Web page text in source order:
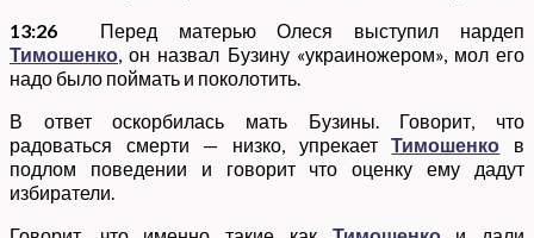
13:26 Перед матерью Олеся выступил нардеп
Тимошенко, он назвал Бузину «украиножером», мол его
надо было поймать и поколотить.
В ответ оскорбилась мать Бузины. Говорит, что
радоваться смерти — низко, упрекаетТимошенко в
подлом поведении и говорит что оценку ему дадут
избиратели.